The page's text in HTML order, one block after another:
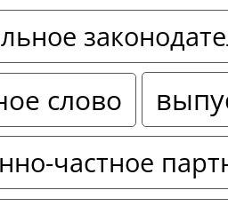
слово
частное